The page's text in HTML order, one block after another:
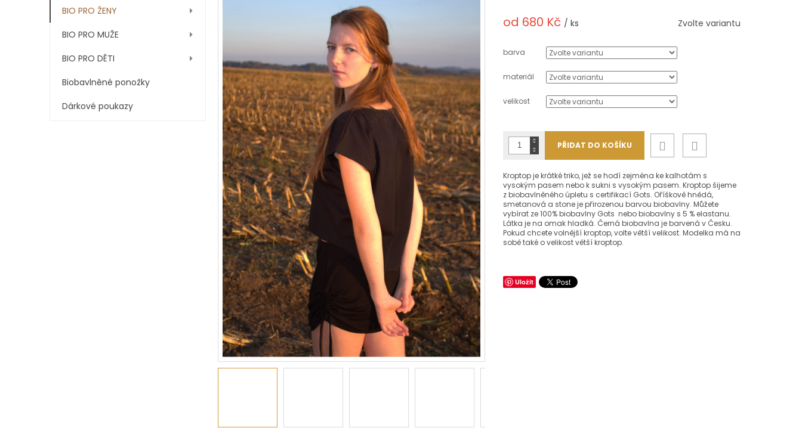
r
BIO PRO ŽENY
BIO PRO MUŽE
BIO PRO DĚTI
Biobavlněné ponožky
Dárkové poukazy
od 680 Kč / ks
cena:
Zvolte variantu
barva
materiál
velikost
PŘIDAT DO KOŠÍKU
Kroptop je krátké triko, jež se hodí zejména ke kalhotám s
vysokým pasem nebo k sukni s vysokým pasem. Kroptop šijeme
z biobavlněného úpletu s certifikací Gots. Oříškově hnědá,
smetanová a stone je přirozenou barvou biobavlny. Můžete
vybírat ze 100% biobavlny Gots nebo biobavlny s 5 % elastanu.
Látka je na omak hladká. Černá biobavlna je barvená v Česku.
Pokud chcete volnější kroptop, volte větší velikost. Modelka má na
sobě také o velikost větší kroptop.
Uložit